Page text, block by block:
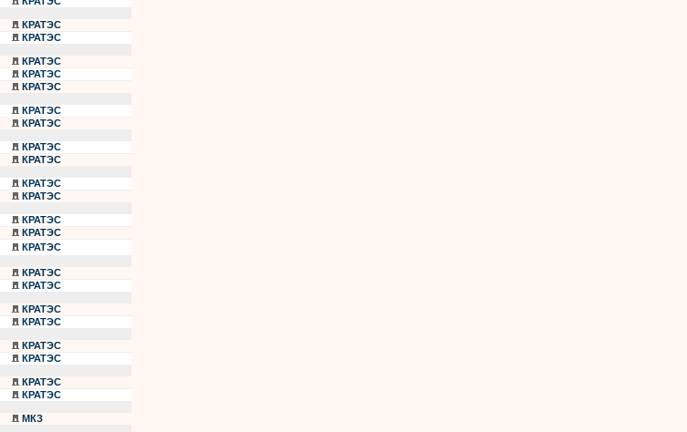
КРАТЭС
КРАТЭС
КРАТЭС
КРАТЭС
КРАТЭС
КРАТЭС
КРАТЭС
КРАТЭС
КРАТЭС
КРАТЭС
КРАТЭС
КРАТЭС
КРАТЭС
КРАТЭС
КРАТЭС
КРАТЭС
КРАТЭС
КРАТЭС
КРАТЭС
КРАТЭС
КРАТЭС
КРАТЭС
МКЗ